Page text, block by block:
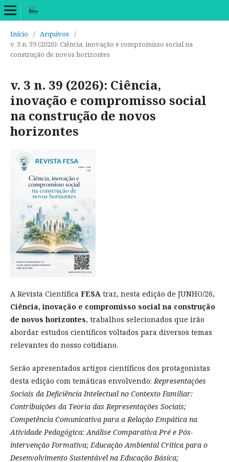
Início / Arquivos
/
v. 3 n. 39 (2026): Ciência, inovação e compromisso social na
construção de novos horizontes
v. 3 n. 39 (2026): Ciência,
inovação e compromisso social
na construção de novos
horizontes
A Revista Científica FESA traz, nesta edição de JUNHO/26,
Ciência, inovação e compromisso social na construção
de novos horizontes, trabalhos selecionados que irão
abordar estudos científicos voltados para diversos temas
relevantes do nosso cotidiano.
Serão apresentados artigos científicos dos protagonistas
desta edição com temáticas envolvendo:Representações
Sociais da Deficiência Intelectual no Contexto Familiar:
Contribuições da Teoria das Representações Sociais;
Competência Comunicativa para a Relação Empática na
Atividade Pedagógica: Análise Comparativa Pré e Pós-
intervenção Formativa; Educação Ambiental Critica para o
Desenvolvimento Sustentável na Educação Básica;